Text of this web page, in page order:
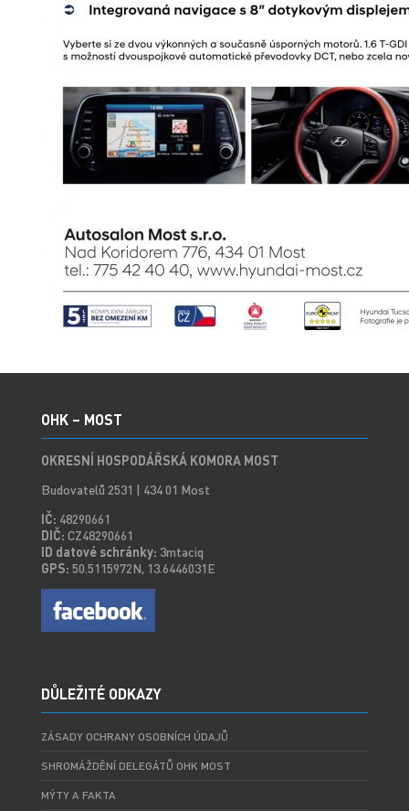
OHK – MOST
OKRESNÍ HOSPODÁŘSKÁ KOMORA MOST
Budovatelů 2531 | 434 01 Most
IČ: 48290661
DIČ: CZ48290661
ID datové schránky: 3mtaciq
GPS: 50.5115972N, 13.6446031E
DŮLEŽITÉ ODKAZY
ZÁSADY OCHRANY OSOBNÍCH ÚDAJŮ
SHROMÁŽDĚNÍ DELEGÁTŮ OHK MOST
MÝTY A FAKTA